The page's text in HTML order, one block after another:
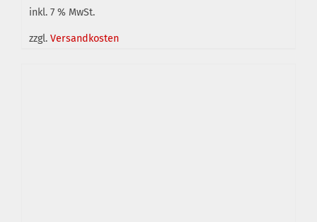
IN DEN WARENKORB
inkl. 7 % MwSt.
zzgl. Versandkosten